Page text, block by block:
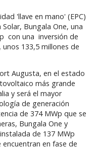
'llave en mano' (EPC)
Bungala One, una
con una inversión de
133,5 millones de
Augusta, en el estado
más grande
y será el mayor
de generación
de 374 MWp que se
Bungala One y
de 137 MWp
en fase de